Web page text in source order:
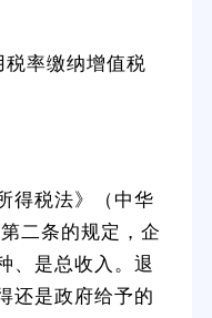
税率缴纳增值税
得税法》（中华
二条的规定，企
、是总收入。退
还是政府给予的